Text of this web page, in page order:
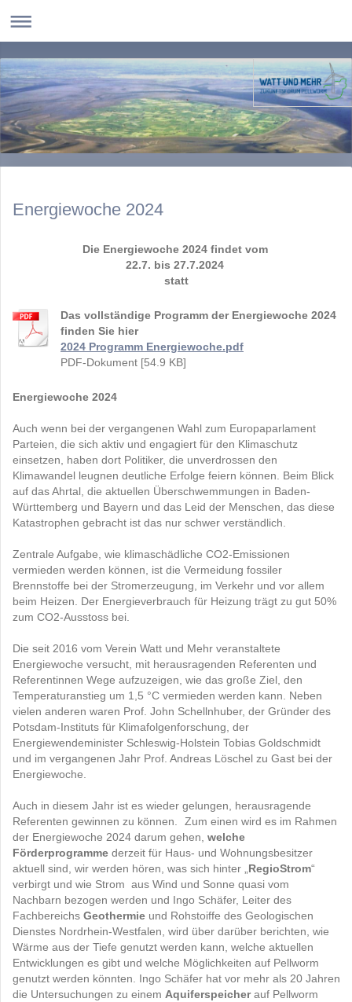
Energiewoche 2024
Die Energiewoche 2024 findet vom
22.7. bis 27.7.2024
statt
Das vollständige Programm der Energiewoche 2024
finden Sie hier
2024 Programm Energiewoche.pdf
PDF-Dokument [54.9 KB]
Energiewoche 2024
Auch wenn bei der vergangenen Wahl zum Europaparlament
Parteien, die sich aktiv und engagiert für den Klimaschutz
einsetzen, haben dort Politiker, die unverdrossen den
Klimawandel leugnen deutliche Erfolge feiern können. Beim Blick
auf das Ahrtal, die aktuellen Überschwemmungen in Baden-
Württemberg und Bayern und das Leid der Menschen, das diese
Katastrophen gebracht ist das nur schwer verständlich.
Zentrale Aufgabe, wie klimaschädliche CO2-Emissionen
vermieden werden können, ist die Vermeidung fossiler
Brennstoffe bei der Stromerzeugung, im Verkehr und vor allem
beim Heizen. Der Energieverbrauch für Heizung trägt zu gut 50%
zum CO2-Ausstoss bei.
Die seit 2016 vom Verein Watt und Mehr veranstaltete
Energiewoche versucht, mit herausragenden Referenten und
Referentinnen Wege aufzuzeigen, wie das große Ziel, den
Temperaturanstieg um 1,5 °C vermieden werden kann. Neben
vielen anderen waren Prof. John Schellnhuber, der Gründer des
Potsdam-Instituts für Klimafolgenforschung, der
Energiewendeminister Schleswig-Holstein Tobias Goldschmidt
und im vergangenen Jahr Prof. Andreas Löschel zu Gast bei der
Energiewoche.
Auch in diesem Jahr ist es wieder gelungen, herausragende
Referenten gewinnen zu können. Zum einen wird es im Rahmen
der Energiewoche 2024 darum gehen, welche
Förderprogramme derzeit für Haus- und Wohnungsbesitzer
aktuell sind, wir werden hören, was sich hinter „RegioStrom“
verbirgt und wie Strom aus Wind und Sonne quasi vom
Nachbarn bezogen werden und Ingo Schäfer, Leiter des
Fachbereichs Geothermie und Rohstoiffe des Geologischen
Dienstes Nordrhein-Westfalen, wird über darüber berichten, wie
Wärme aus der Tiefe genutzt werden kann, welche aktuellen
Entwicklungen es gibt und welche Möglichkeiten auf Pellworm
genutzt werden könnten. Ingo Schäfer hat vor mehr als 20 Jahren
die Untersuchungen zu einem Aquiferspeicherauf Pellworm